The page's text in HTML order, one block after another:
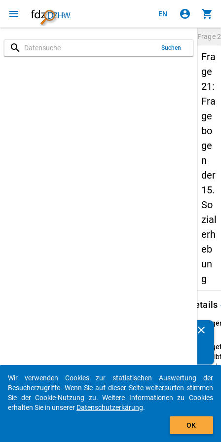
menu EN account_circle shopping_cart
search Suchen
Frage
Fra
ge
21:
Fra
ge
bo
ge
n
der
15.
So
zial
erh
eb
un
g
Details
21
Es
besser
sechs
clear
auto_stories
add_shopping_cart
Wir verwenden Cookies zur statistischen Auswertung der
Besucherzugriffe. Wenn Sie auf dieser Seite weitersurfen stimmen
Sie der Cookie-Nutzung zu. Weitere Informationen zu Cookies
erhalten Sie in unserer Datenschutzerkärung.
OK